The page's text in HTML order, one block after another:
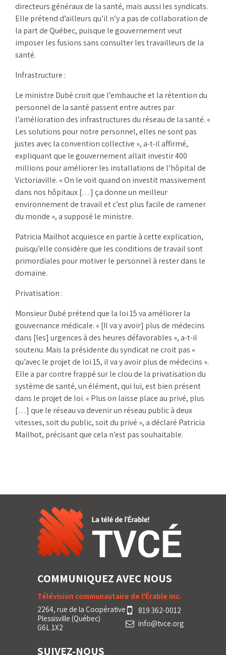
directeurs généraux de la santé, mais aussi les syndicats.
Elle prétend d’ailleurs qu’il n’y a pas de collaboration de
la part de Québec, puisque le gouvernement veut
imposer les fusions sans consulter les travailleurs de la
santé.
Infrastructure :
Le ministre Dubé croit que l’embauche et la rétention du
personnel de la santé passent entre autres par
l’amélioration des infrastructures du réseau de la santé. «
Les solutions pour notre personnel, elles ne sont pas
justes avec la convention collective », a-t-il affirmé,
expliquant que le gouvernement allait investir 400
millions pour améliorer les installations de l’hôpital de
Victoriaville. « On le voit quand on investit massivement
dans nos hôpitaux […] ça donne un meilleur
environnement de travail et c’est plus facile de ramener
du monde », a supposé le ministre.
Patricia Mailhot acquiesce en partie à cette explication,
puisqu’elle considère que les conditions de travail sont
primordiales pour motiver le personnel à rester dans le
domaine.
Privatisation :
Monsieur Dubé prétend que la loi 15 va améliorer la
gouvernance médicale. « [Il va y avoir] plus de médecins
dans [les] urgences à des heures défavorables », a-t-il
soutenu. Mais la présidente du syndicat ne croit pas «
qu’avec le projet de loi 15, il va y avoir plus de médecins ».
Elle a par contre frappé sur le clou de la privatisation du
système de santé, un élément, qui lui, est bien présent
dans le projet de loi. « Plus on laisse place au privé, plus
[…] que le réseau va devenir un réseau public à deux
vitesses, soit du public, soit du privé », a déclaré Patricia
Mailhot, précisant que cela n’est pas souhaitable.
COMMUNIQUEZ AVEC NOUS
Télévision communautaire de l'Érable inc.
2264, rue de la Coopérative
Plessisville (Québec)
G6L 1X2
819 362-0012
info@tvce.org
SUIVEZ-NOUS